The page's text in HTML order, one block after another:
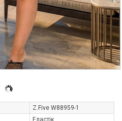
Z.Five W88959-1
Еластік